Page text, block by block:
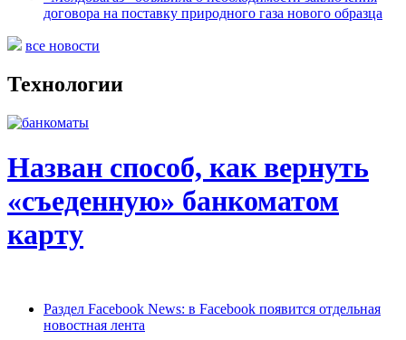
договора на поставку природного газа нового образца
все новости
Технологии
Назван способ, как вернуть
«съеденную» банкоматом
карту
Раздел Facebook News: в Facebook появится отдельная
новостная лента